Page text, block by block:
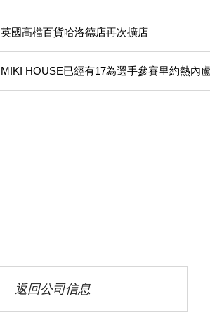
英國高檔百貨哈洛德店再次擴店
MIKI HOUSE已經有17為選手參賽里約熱內
返回公司信息